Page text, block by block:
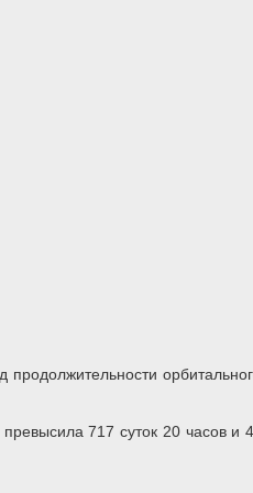
717 суток 20 часов и